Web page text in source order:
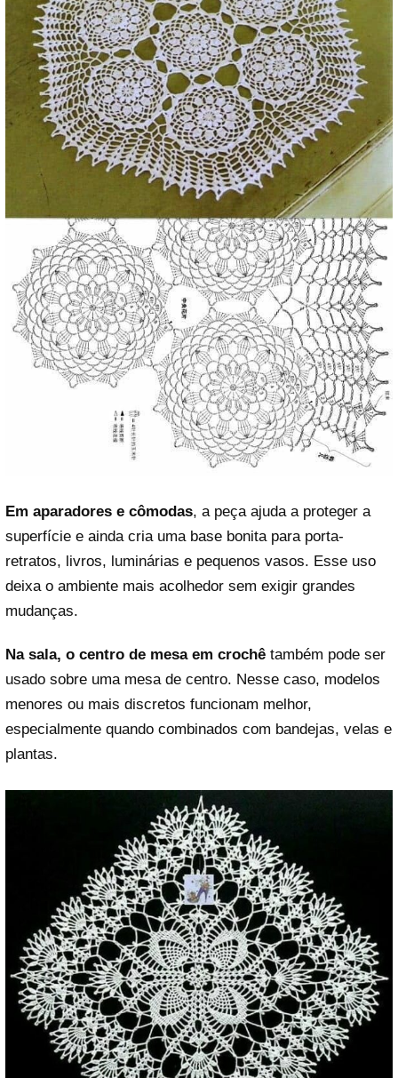
Em aparadores e cômodas, a peça ajuda a proteger a
superfície e ainda cria uma base bonita para porta-
retratos, livros, luminárias e pequenos vasos. Esse uso
deixa o ambiente mais acolhedor sem exigir grandes
mudanças.
Na sala, o centro de mesa em crochê também pode ser
usado sobre uma mesa de centro. Nesse caso, modelos
menores ou mais discretos funcionam melhor,
especialmente quando combinados com bandejas, velas e
plantas.